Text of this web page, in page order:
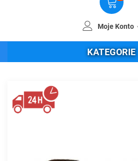
Moje Konto
KATEGORIE